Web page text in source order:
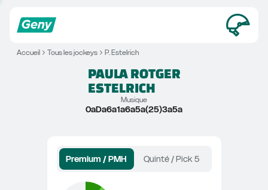
Accueil Tous les jockeys P. Estelrich
PAULA ROTGER
ESTELRICH
Musique
0aDa6a1a6a5a(25)3a5a
Premium / PMH Quinté / Pick 5